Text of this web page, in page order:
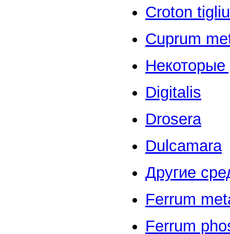
Croton
Cuprum
Некоторые
Digitalis
Drosera
Dulcamara
Другие
Ferrum
Ferrum